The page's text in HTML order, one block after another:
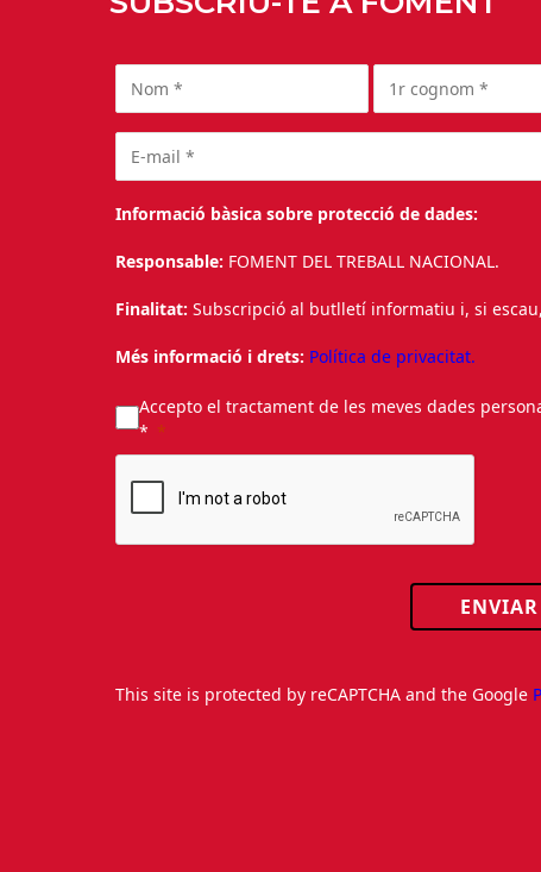
Informació bàsica sobre protecció de dades:
Responsable: FOMENT DEL TREBALL NACIONAL.
Finalitat: Subscripció al butlletí informatiu i, si
Més informació i drets: Política de privacitat.
Accepto el tractament de les meves dades
*
ENVIAR
This site is protected by reCAPTCHA and the Google